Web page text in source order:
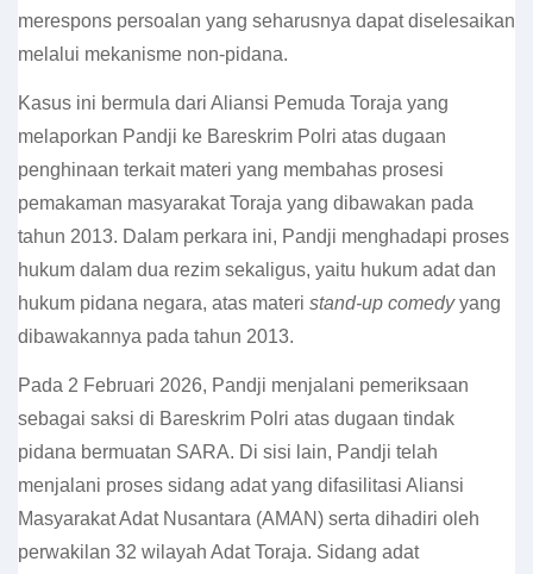
merespons persoalan yang seharusnya dapat diselesaikan
melalui mekanisme non-pidana.
Kasus ini bermula dari Aliansi Pemuda Toraja yang
melaporkan Pandji ke Bareskrim Polri atas dugaan
penghinaan terkait materi yang membahas prosesi
pemakaman masyarakat Toraja yang dibawakan pada
tahun 2013. Dalam perkara ini, Pandji menghadapi proses
hukum dalam dua rezim sekaligus, yaitu hukum adat dan
hukum pidana negara, atas materi stand-up comedyyang
dibawakannya pada tahun 2013.
Pada 2 Februari 2026, Pandji menjalani pemeriksaan
sebagai saksi di Bareskrim Polri atas dugaan tindak
pidana bermuatan SARA. Di sisi lain, Pandji telah
menjalani proses sidang adat yang difasilitasi Aliansi
Masyarakat Adat Nusantara (AMAN) serta dihadiri oleh
perwakilan 32 wilayah Adat Toraja. Sidang adat